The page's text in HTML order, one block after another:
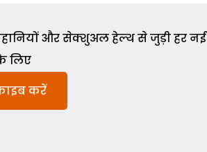
और सेक्शुअल हेल्थ से जुड़ी हर नई
लिए
करें